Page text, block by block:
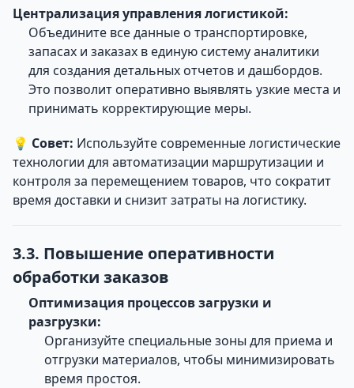
Централизация управления логистикой:
Объедините все данные о транспортировке,
запасах и заказах в единую систему аналитики
для создания детальных отчетов и дашбордов.
Это позволит оперативно выявлять узкие места и
принимать корректирующие меры.
💡 Совет: Используйте современные логистические
технологии для автоматизации маршрутизации и
контроля за перемещением товаров, что сократит
время доставки и снизит затраты на логистику.
3.3. Повышение оперативности
обработки заказов
Оптимизация процессов загрузки и
разгрузки:
Организуйте специальные зоны для приема и
отгрузки материалов, чтобы минимизировать
время простоя.